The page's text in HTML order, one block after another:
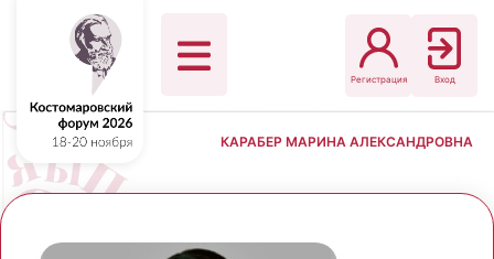
Регистрация Вход
КАРАБЕР МАРИНА АЛЕКСАНДРОВНА